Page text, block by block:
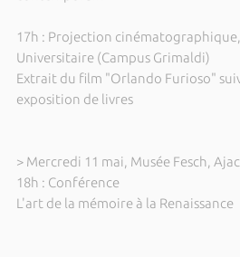
17h : Projection
Universitaire (Campus Grimaldi)
Extrait du film "Orlando Furioso"
exposition de livres
> Mercredi 11 mai, Musée Fesch,
18h : Conférence
L'art de la mémoire à la Renaissance